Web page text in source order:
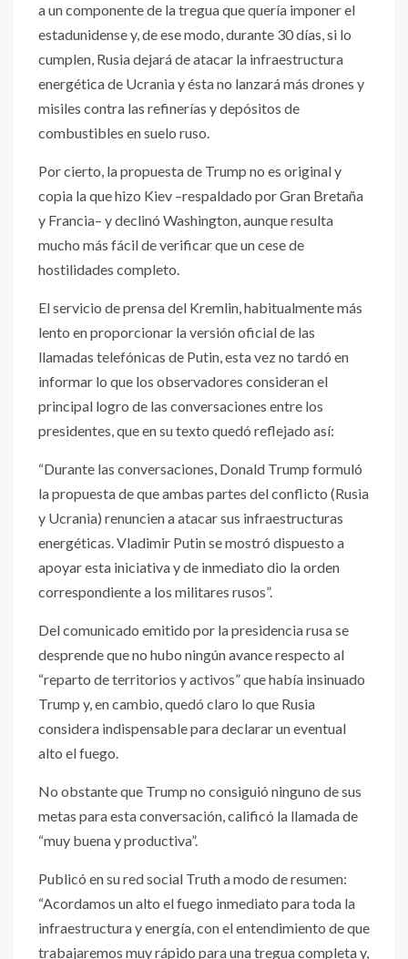
a un componente de la tregua que quería imponer el
estadunidense y, de ese modo, durante 30 días, si lo
cumplen, Rusia dejará de atacar la infraestructura
energética de Ucrania y ésta no lanzará más drones y
misiles contra las refinerías y depósitos de
combustibles en suelo ruso.
Por cierto, la propuesta de Trump no es original y
copia la que hizo Kiev –respaldado por Gran Bretaña
y Francia– y declinó Washington, aunque resulta
mucho más fácil de verificar que un cese de
hostilidades completo.
El servicio de prensa del Kremlin, habitualmente más
lento en proporcionar la versión oficial de las
llamadas telefónicas de Putin, esta vez no tardó en
informar lo que los observadores consideran el
principal logro de las conversaciones entre los
presidentes, que en su texto quedó reflejado así:
“Durante las conversaciones, Donald Trump formuló
la propuesta de que ambas partes del conflicto (Rusia
y Ucrania) renuncien a atacar sus infraestructuras
energéticas. Vladimir Putin se mostró dispuesto a
apoyar esta iniciativa y de inmediato dio la orden
correspondiente a los militares rusos”.
Del comunicado emitido por la presidencia rusa se
desprende que no hubo ningún avance respecto al
“reparto de territorios y activos” que había insinuado
Trump y, en cambio, quedó claro lo que Rusia
considera indispensable para declarar un eventual
alto el fuego.
No obstante que Trump no consiguió ninguno de sus
metas para esta conversación, calificó la llamada de
“muy buena y productiva”.
Publicó en su red social Truth a modo de resumen:
“Acordamos un alto el fuego inmediato para toda la
infraestructura y energía, con el entendimiento de que
trabajaremos muy rápido para una tregua completa y,